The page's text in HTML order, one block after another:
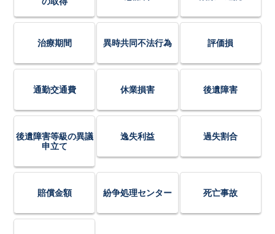
治療期間 異時共同不法行為 評価損
通勤交通費 休業損害 後遺障害
後遺障害等級の異議
申立て
逸失利益 過失割合
賠償金額 紛争処理センター 死亡事故